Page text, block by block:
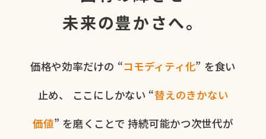
未来の豊かさへ。
価格や​効率だけの​ “コモディティ化” を​食い​
止め、
ここに​しかない​ “替えの​きかない​
価値” を​磨く​ことで 持続可能かつ次世代が​